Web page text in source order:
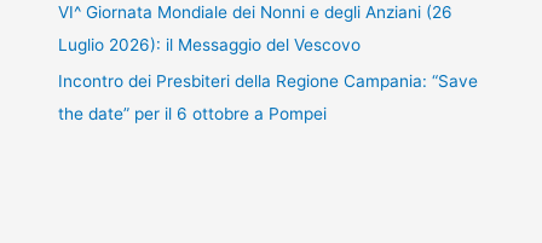
VI^ Giornata Mondiale dei Nonni e degli Anziani (26
Luglio 2026): il Messaggio del Vescovo
Incontro dei Presbiteri della Regione Campania: “Save
the date” per il 6 ottobre a Pompei